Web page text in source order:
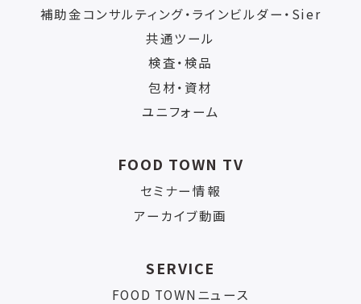
補助金コンサルティング・ラインビルダー・Sier
共通ツール
検査・検品
包材・資材
ユニフォーム
FOOD TOWN TV
セミナー情報
アーカイブ動画
SERVICE
FOOD TOWNニュース